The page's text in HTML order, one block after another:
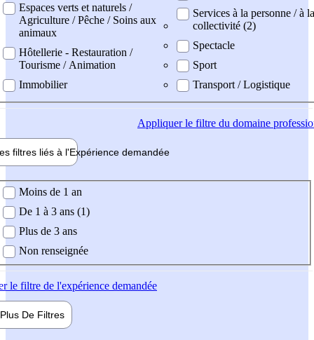
Espaces verts et naturels /
Agriculture / Pêche / Soins aux
animaux
Hôtellerie - Restauration /
Tourisme / Animation
Immobilier
Services à la personne / à la
collectivité (2)
Spectacle
Sport
Transport / Logistique
Appliquerle filtre du domaine
filtres liés à l'Expérience demandée
demandée
Moins de 1 an
De 1 à 3 ans (1)
Plus de 3 ans
Non renseignée
le filtre de l'expérience demandée
Plus De Filtres